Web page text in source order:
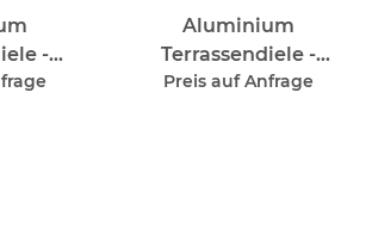
-
7037
Aluminium
Terrassendiele -
Anthrazitgrau - RAL
Preis auf Anfrage